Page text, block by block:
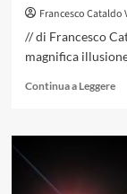
Francesco Cataldo
// di Francesco
magnifica
Continua a Leggere
su